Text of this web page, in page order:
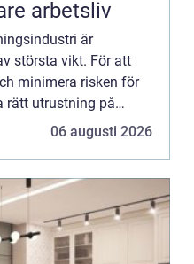
arbetsliv
är
största vikt. För att
minimera risken för
rätt utrustning på
06 augusti 2026